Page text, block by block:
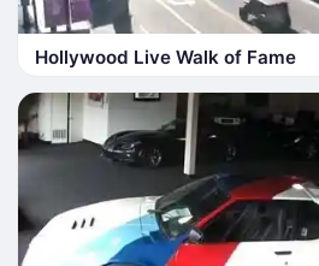
Hollywood Live Walk of Fame